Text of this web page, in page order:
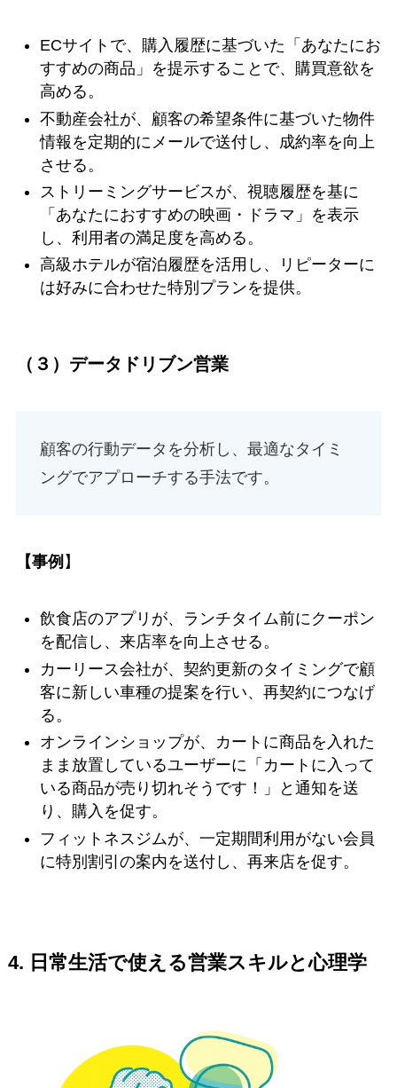
ECサイトで、購入履歴に基づいた「あなたにお
すすめの商品」を提示することで、購買意欲を
高める。
不動産会社が、顧客の希望条件に基づいた物件
情報を定期的にメールで送付し、成約率を向上
させる。
ストリーミングサービスが、視聴履歴を基に
「あなたにおすすめの映画・ドラマ」を表示
し、利用者の満足度を高める。
高級ホテルが宿泊履歴を活用し、リピーターに
は好みに合わせた特別プランを提供。
（３）データドリブン営業
顧客の行動データを分析し、最適なタイミ
ングでアプローチする手法です。
【事例 】
飲食店のアプリが、ランチタイム前にクーポン
を配信し、来店率を向上させる。
カーリース会社が、契約更新のタイミングで顧
客に新しい車種の提案を行い、再契約につなげ
る。
オンラインショップが、カートに商品を入れた
まま放置しているユーザーに「カートに入って
いる商品が売り切れそうです！」と通知を送
り、購入を促す。
フィットネスジムが、一定期間利用がない会員
に特別割引の案内を送付し、再来店を促す。
4. 日常生活で使える営業スキルと心理学